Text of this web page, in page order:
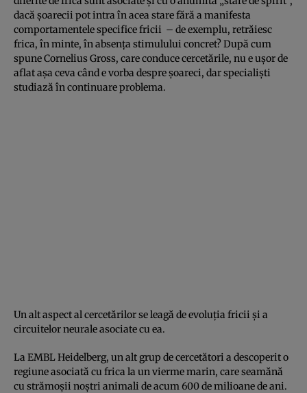
dacă şoarecii pot intra în acea stare fără a manifesta
comportamentele specifice fricii – de exemplu, retrăiesc
frica, în minte, în absenţa stimulului concret? După cum
spune Cornelius Gross, care conduce cercetările, nu e uşor de
aflat aşa ceva când e vorba despre şoareci, dar specialişti
studiază în continuare problema.
Un alt aspect al cercetărilor se leagă de evoluţia fricii şi a
circuitelor neurale asociate cu ea.
La EMBL Heidelberg, un alt grup de cercetători a descoperit o
regiune asociată cu frica la un vierme marin, care seamănă
cu strămoşii noştri animali de acum 600 de milioane de ani.